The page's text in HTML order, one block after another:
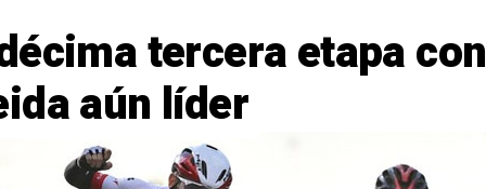
tercera etapa con
aún líder